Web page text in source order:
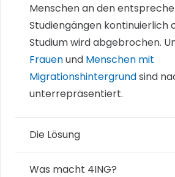
Menschen an den
Studiengängen kontinuierlich
Studium wird abgebrochen.
Frauenund Menschen mit
Migrationshintergrundsind
unterrepräsentiert.
Die Lösung
Was macht 4ING?